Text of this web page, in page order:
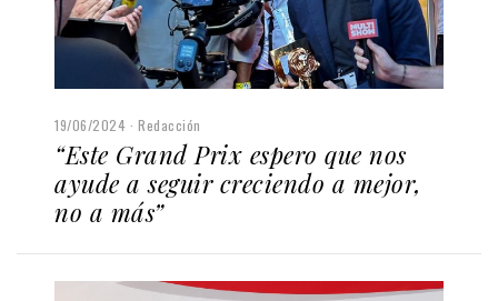
19/06/2024 Redacción
“Este Grand Prix espero que nos
ayude a seguir creciendo a mejor,
no a más”